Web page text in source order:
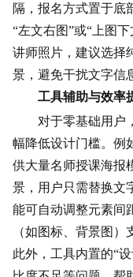
隔，报名方式置于底
“左文右图”或“上图
讲师照片，建议选择
景，避免干扰文字信
工具辅助与效率
对于零基础用户
幅降低设计门槛。例
供大量名师授课海报
景，用户只需替换文
能可自动调整元素间
（如图标、背景图）
此外，工具内置的“